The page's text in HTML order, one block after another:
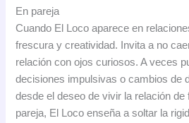
En pareja
Cuando El Loco aparece en
frescura y creatividad. Invita a no
relación con ojos curiosos. A veces
decisiones impulsivas o cambios de
desde el deseo de vivir la relación de
pareja, El Loco enseña a soltar la